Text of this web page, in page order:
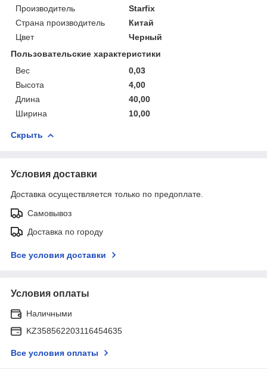
Производитель
Starfix
Страна производитель
Китай
Цвет
Черный
Пользовательские характеристики
Вес
0,03
Высота
4,00
Длина
40,00
Ширина
10,00
Скрыть
Условия доставки
Доставка осуществляется только по предоплате.
Самовывоз
Доставка по городу
Все условия доставки
Условия оплаты
Наличными
KZ358562203116454635
Все условия оплаты